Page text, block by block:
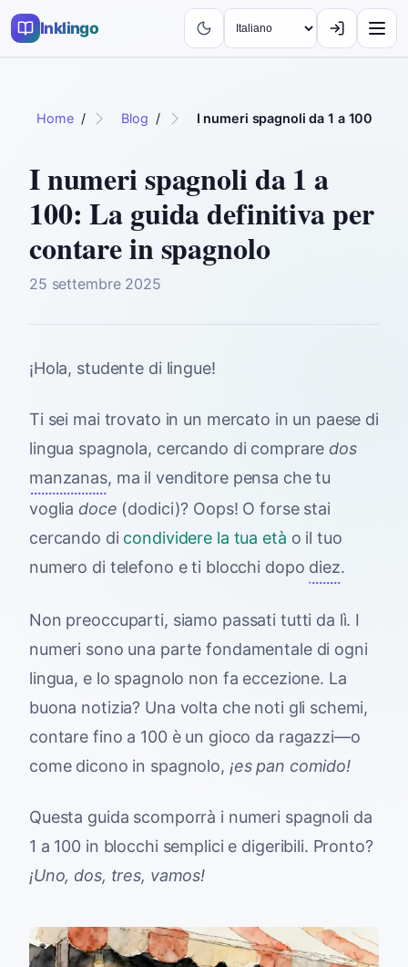
Inklingo
Home / Blog / I numeri spagnoli da 1 a 100: La
I numeri spagnoli da 1 a
100: La guida definitiva per
contare in spagnolo
25 settembre 2025
¡Hola, studente di lingue!
Ti sei mai trovato in un mercato in un paese di
lingua spagnola, cercando di comprare dos
manzanas, ma il venditore pensa che tu
voglia doce (dodici)? Oops! O forse stai
cercando di condividere la tua età o il tuo
numero di telefono e ti blocchi dopo diez.
Non preoccuparti, siamo passati tutti da lì. I
numeri sono una parte fondamentale di ogni
lingua, e lo spagnolo non fa eccezione. La
buona notizia? Una volta che noti gli schemi,
contare fino a 100 è un gioco da ragazzi—o
come dicono in spagnolo, ¡es pan comido!
Questa guida scomporrà i numeri spagnoli da
1 a 100 in blocchi semplici e digeribili. Pronto?
¡Uno, dos, tres, vamos!